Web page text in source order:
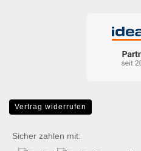
Vertrag widerrufen
Sicher zahlen mit: